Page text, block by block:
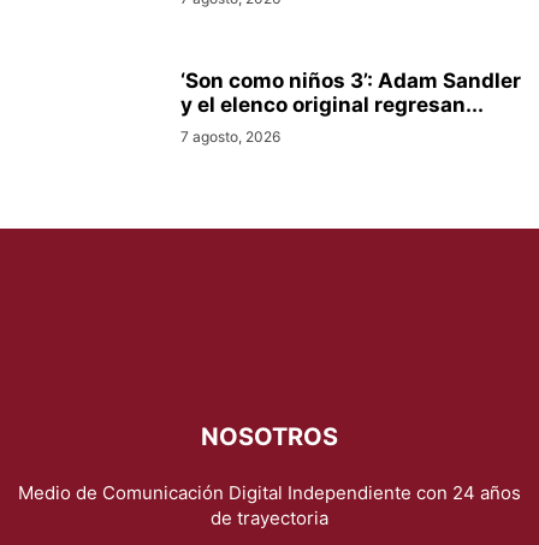
‘Son como niños 3’: Adam Sandler
y el elenco original regresan...
7 agosto, 2026
NOSOTROS
Medio de Comunicación Digital Independiente con 24 años
de trayectoria